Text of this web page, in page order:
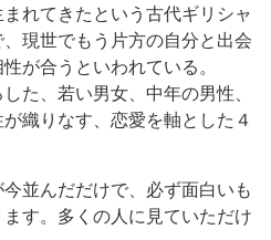
れてきたという古代ギリシャ
現世でもう片方の自分と出会
が合うといわれている。
た、若い男女、中年の男性、
織りなす、恋愛を軸とした４
並んだだけで、必ず面白いも
す。多くの人に見ていただけ